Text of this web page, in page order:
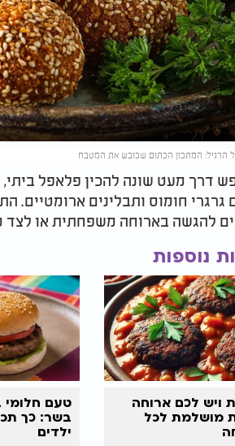
הרגיל: המתכון הכתום שכובש את המטבח
דרך מעט שונה להכין פלאפל
חומוס ותבלינים ארומטיים.
להגשה בארוחה משפחתית או לצד
נוספות
ויש לכם ארוחה
מושלמת לכל
טעם חלומי
בשר: כך
ילדים